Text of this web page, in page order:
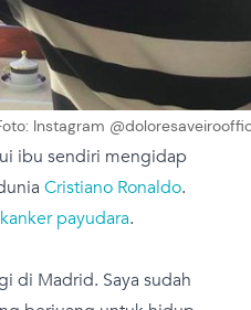
Instagram
ibu sendiri mengidap
Cristiano Ronaldo.
kanker payudara.
di Madrid. Saya sudah